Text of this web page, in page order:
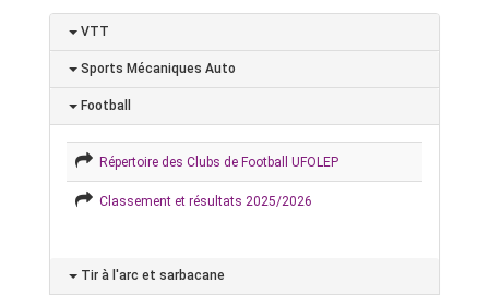
VTT
Sports Mécaniques Auto
Football
Répertoire des Clubs de Football UFOLEP
Classement et résultats 2025/2026
Tir à l'arc et sarbacane